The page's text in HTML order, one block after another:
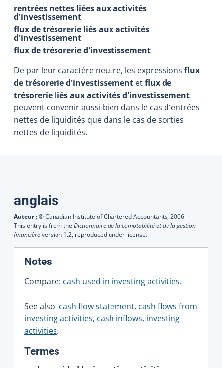
rentrées nettes liées aux activités
d'investissement
flux de trésorerie liés aux activités
d'investissement
flux de trésorerie d'investissement
De par leur caractère neutre, les expressions flux
de trésorerie d'investissement etflux de
trésorerie liés aux activités d'investissement
peuvent convenir aussi bien dans le cas d'entrées
nettes de liquidités que dans le cas de sorties
nettes de liquidités.
Traductions
anglais
Auteur :© Canadian Institute of Chartered Accountants, 2006
This entry is from the Dictionnaire de la comptabilité et de la gestion
financièreversion 1.2, reproduced under license.
Notes
Compare: cash used in investing activities.
See also: cash flow statement, cash flows from
investing activities, cash inflows, investing
activities.
Termes